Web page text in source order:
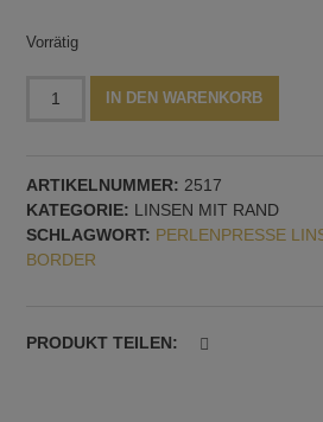
Vorrätig
Rand:
30
und
25
hoch
IN DEN WARENKORB
ARTIKELNUMMER: 2517
KATEGORIE: LINSEN MIT RAND
SCHLAGWORT: PERLENPRESSE
BORDER
PRODUKT TEILEN: